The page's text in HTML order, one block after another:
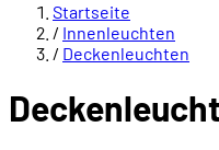
Startseite
/ Innenleuchten
/ Deckenleuchten